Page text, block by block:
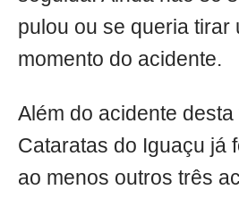
pulou ou se queria tirar
momento do acidente.
Além do acidente
Cataratas do Iguaçu já
ao menos outros três